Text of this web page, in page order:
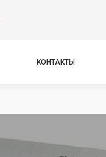
КОНТАКТЫ